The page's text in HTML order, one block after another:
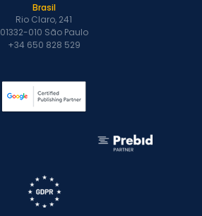
Brasil
Rio Claro, 241
01332-010 São Paulo
+34 650 828 529